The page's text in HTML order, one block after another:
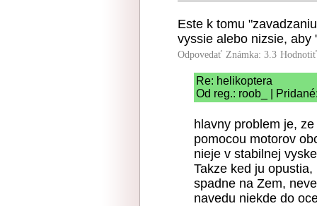
Este k tomu
vyssie alebo nizsie, aby
Odpovedať Známka: 3.3
Re: helikoptera
Od reg.: roob_ |
hlavny problem je,
pomocou motorov
nieje v stabilnej
Takze ked ju
spadne na Zem,
navedu niekde do